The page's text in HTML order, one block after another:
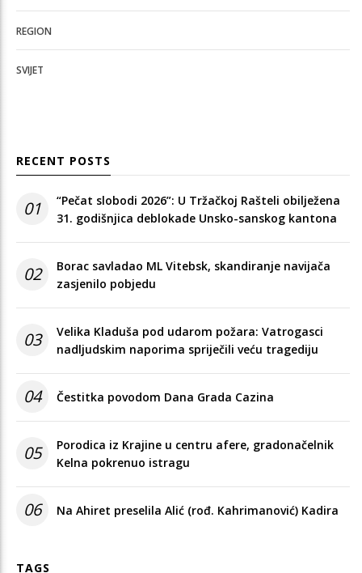
REGION
SVIJET
RECENT POSTS
01
“Pečat slobodi 2026”: U Tržačkoj Rašteli obilježena
31. godišnjica deblokade Unsko-sanskog kantona
02
Borac savladao ML Vitebsk, skandiranje navijača
zasjenilo pobjedu
03
Velika Kladuša pod udarom požara: Vatrogasci
nadljudskim naporima spriječili veću tragediju
04 Čestitka povodom Dana Grada Cazina
05
Porodica iz Krajine u centru afere, gradonačelnik
Kelna pokrenuo istragu
06 Na Ahiret preselila Alić (rođ. Kahrimanović) Kadira
TAGS